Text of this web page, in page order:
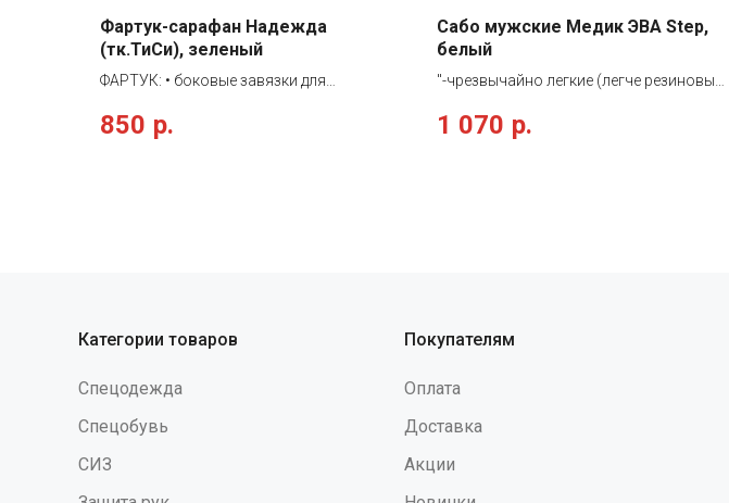
Фартук-сарафан Надежда
(тк.ТиСи), зеленый
ФАРТУК: • боковые завязки для
воротника • центральный двойной
850 р.
Сабо мужские Медик ЭВА Step,
белый
"-чрезвычайно легкие (легче резиновых
(стойкий к действию различных
бесшовное монолитное литье
пищевой промышленности и медицины."
1 070 р.
Категории товаров
Спецодежда
Спецобувь
СИЗ
Покупателям
Оплата
Доставка
Акции